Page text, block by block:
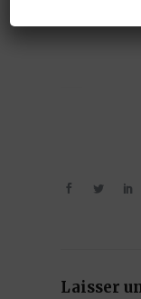
Laisser